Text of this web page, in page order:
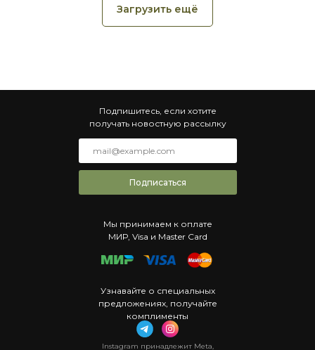
Загрузить ещё
Узнавайте о специальных
предложениях, получайте
комплименты
Мы принимаем к оплате
МИР, Visa и Master Card
Instagram принадлежит Meta,
Подписаться
Подпишитесь, если хотите
получать новостную рассылку